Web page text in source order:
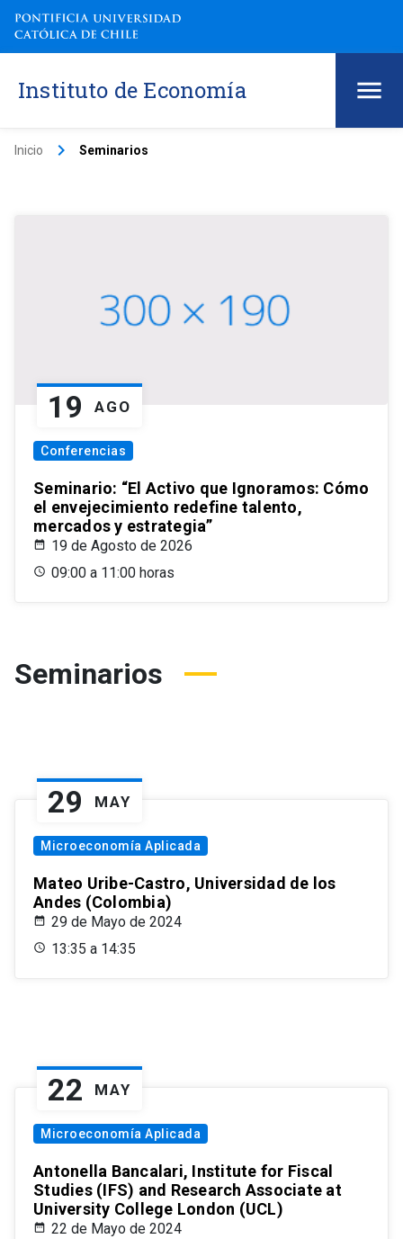
Instituto de Economía
Inicio keyboard_arrow_right Seminarios
19 AGO
Conferencias
Seminario: “El Activo que Ignoramos: Cómo
el envejecimiento redefine talento,
mercados y estrategia”
19 de Agosto de 2026
09:00 a 11:00 horas
Seminarios
29 MAY
Microeconomía Aplicada
Mateo Uribe-Castro, Universidad de los
Andes (Colombia)
29 de Mayo de 2024
13:35 a 14:35
22 MAY
Microeconomía Aplicada
Antonella Bancalari, Institute for Fiscal
Studies (IFS) and Research Associate at
University College London (UCL)
22 de Mayo de 2024